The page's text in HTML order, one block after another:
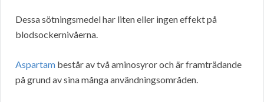
Dessa sötningsmedel har liten eller ingen effekt på
blodsockernivåerna.
Aspartam består av två aminosyror och är framträdande
på grund av sina många användningsområden.